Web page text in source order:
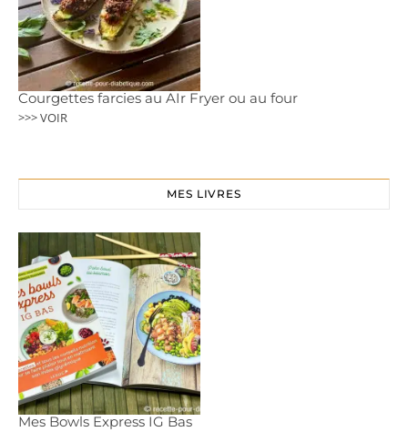
Courgettes farcies au AIr Fryer ou au four
>>> VOIR
MES LIVRES
Mes Bowls Express IG Bas